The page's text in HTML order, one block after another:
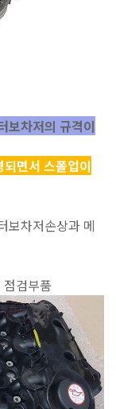
보차저의 규격이
면서 스폴업이
보차저손상과 메
검부품